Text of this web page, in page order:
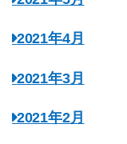
2021年4月
2021年3月
2021年2月